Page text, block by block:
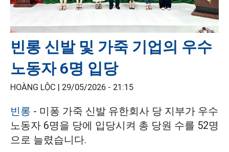
빈롱 신발 및 가죽 기업의 우수
노동자 6명 입당
HOÀNG LỘC | 29/05/2026 - 21:15
빈롱 - 미퐁 가죽 신발 유한회사 당 지부가 우수
노동자 6명을 당에 입당시켜 총 당원 수를 52명
으로 늘렸습니다.